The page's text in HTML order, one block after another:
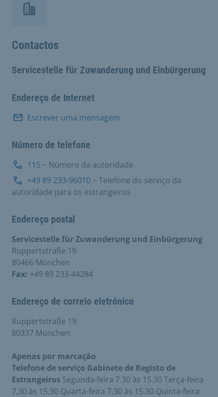
Contactos
Servicestelle für Zuwanderung und Einbürgerung
Endereço de Internet
Escrever uma mensagem
Número de telefone
115 − Número da autoridade
+49 89 233-96010 − Telefone do serviço da
autoridade para os estrangeiros
Endereço postal
Servicestelle für Zuwanderung und Einbürgerung
Ruppertstraße 19
80466 München
Fax: +49 89 233-44284
Endereço de correio eletrónico
Ruppertstraße 19
80337 München
Apenas por marcação
Telefone de serviço Gabinete de Registo de
Estrangeiros Segunda-feira 7.30 às 15.30 Terça-feira
7.30 às 15.30 Quarta-feira 7.30 às 15.30 Quinta-feira